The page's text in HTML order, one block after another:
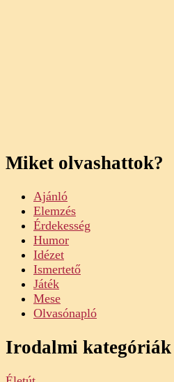
Miket olvashattok?
Ajánló
Elemzés
Érdekesség
Humor
Idézet
Ismertető
Játék
Mese
Olvasónapló
Irodalmi kategóriák